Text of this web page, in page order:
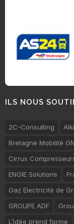
ILS NOUS
2C-Consulting
Bretagne Mobilité
Cirrus
ENGIE Solutions
Gaz Electricité de
GROUPE ADF
L’idée prend forme